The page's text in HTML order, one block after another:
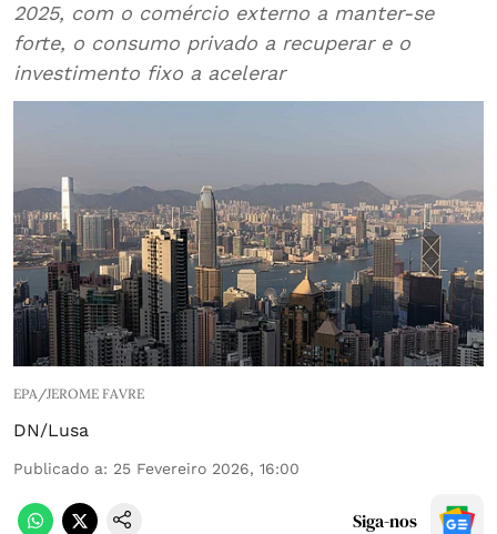
2025, com o comércio externo a manter-se
forte, o consumo privado a recuperar e o
investimento fixo a acelerar
EPA/JEROME FAVRE
DN/Lusa
Publicado a: 25 Fevereiro 2026, 16:00
Siga-nos